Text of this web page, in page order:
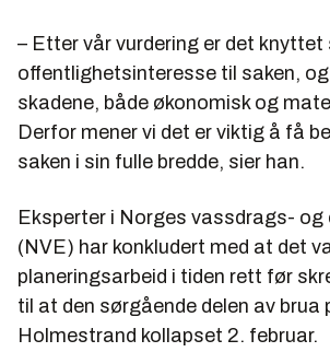
– Etter vår vurdering er det knyttet
offentlighetsinteresse til saken,
skadene, både økonomisk og
Derfor mener vi det er viktig å få
saken i sin fulle bredde, sier han.
Eksperter i Norges vassdrags-
(NVE) har konkludert med at det
planeringsarbeid i tiden rett før
til at den sørgående delen av brua
Holmestrand kollapset 2. februar.